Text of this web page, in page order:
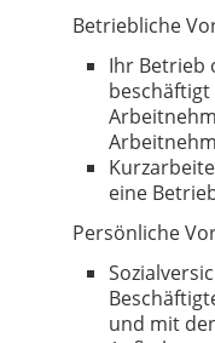
Betriebliche
Ihr Betrieb
eine
Persönliche
und mit